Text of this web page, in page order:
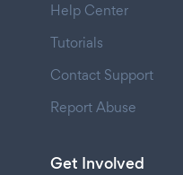
Help Center
Tutorials
Contact Support
Report Abuse
Get Involved